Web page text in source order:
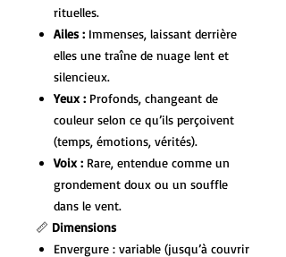
rituelles.
Ailes : Immenses, laissant derrière
elles une traîne de nuage lent et
silencieux.
Yeux : Profonds, changeant de
couleur selon ce qu’ils perçoivent
(temps, émotions, vérités).
Voix : Rare, entendue comme un
grondement doux ou un souffle
dans le vent.
📏 Dimensions
Envergure : variable (jusqu’à couvrir